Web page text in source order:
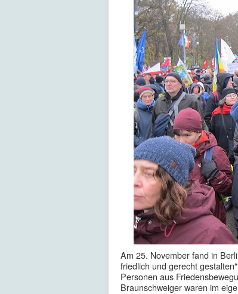
Am 25. November fand in
friedlich und gerecht
Personen aus
Braunschweiger waren im